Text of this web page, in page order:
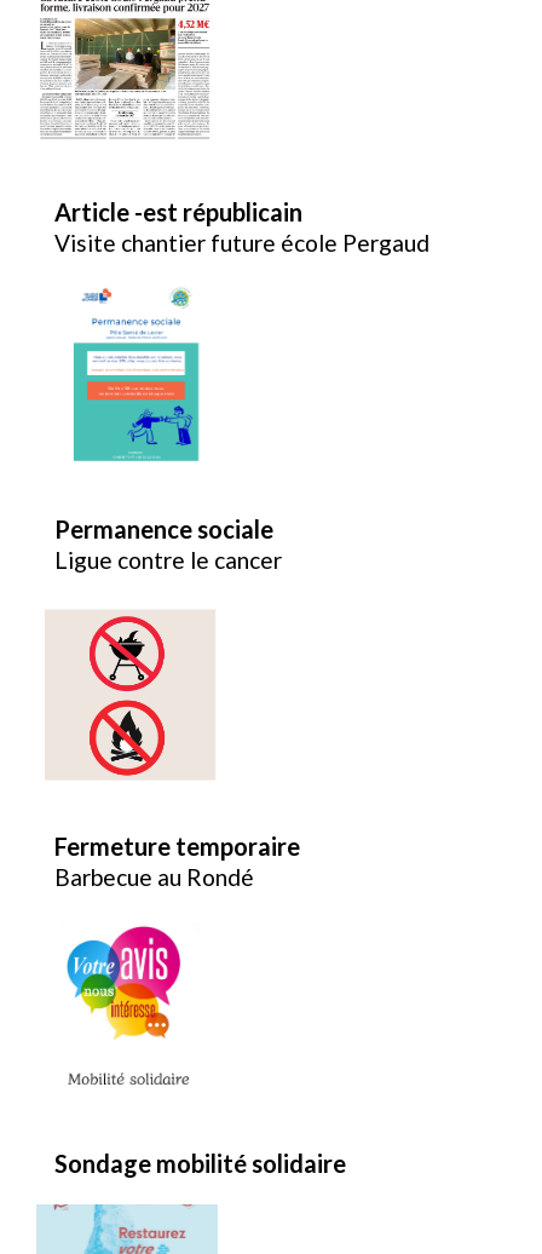
Article -est républicain
Visite chantier future école Pergaud
Permanence sociale
Ligue contre le cancer
Fermeture temporaire
Barbecue au Rondé
Sondage mobilité solidaire